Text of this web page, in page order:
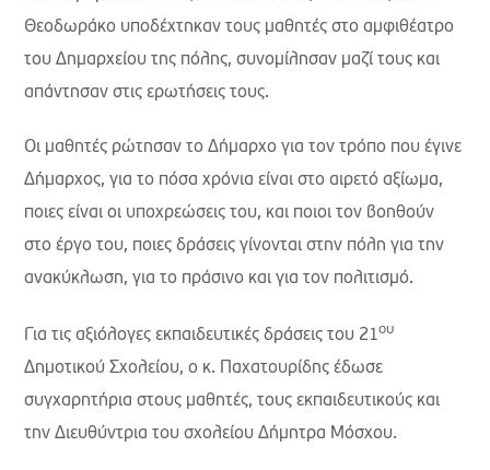
Θεοδωράκο υποδέχτηκαν τους μαθητές στο αμφιθέατρο
του Δημαρχείου της πόλης, συνομίλησαν μαζί τους και
απάντησαν στις ερωτήσεις τους.
Οι μαθητές ρώτησαν το Δήμαρχο για τον τρόπο που έγινε
Δήμαρχος, για το πόσα χρόνια είναι στο αιρετό αξίωμα,
ποιες είναι οι υποχρεώσεις του, και ποιοι τον βοηθούν
στο έργο του, ποιες δράσεις γίνονται στην πόλη για την
ανακύκλωση, για το πράσινο και για τον πολιτισμό.
Για τις αξιόλογες εκπαιδευτικές δράσεις του 21ου
Δημοτικού Σχολείου, ο κ. Παχατουρίδης έδωσε
συγχαρητήρια στους μαθητές, τους εκπαιδευτικούς και
την Διευθύντρια του σχολείου Δήμητρα Μόσχου.